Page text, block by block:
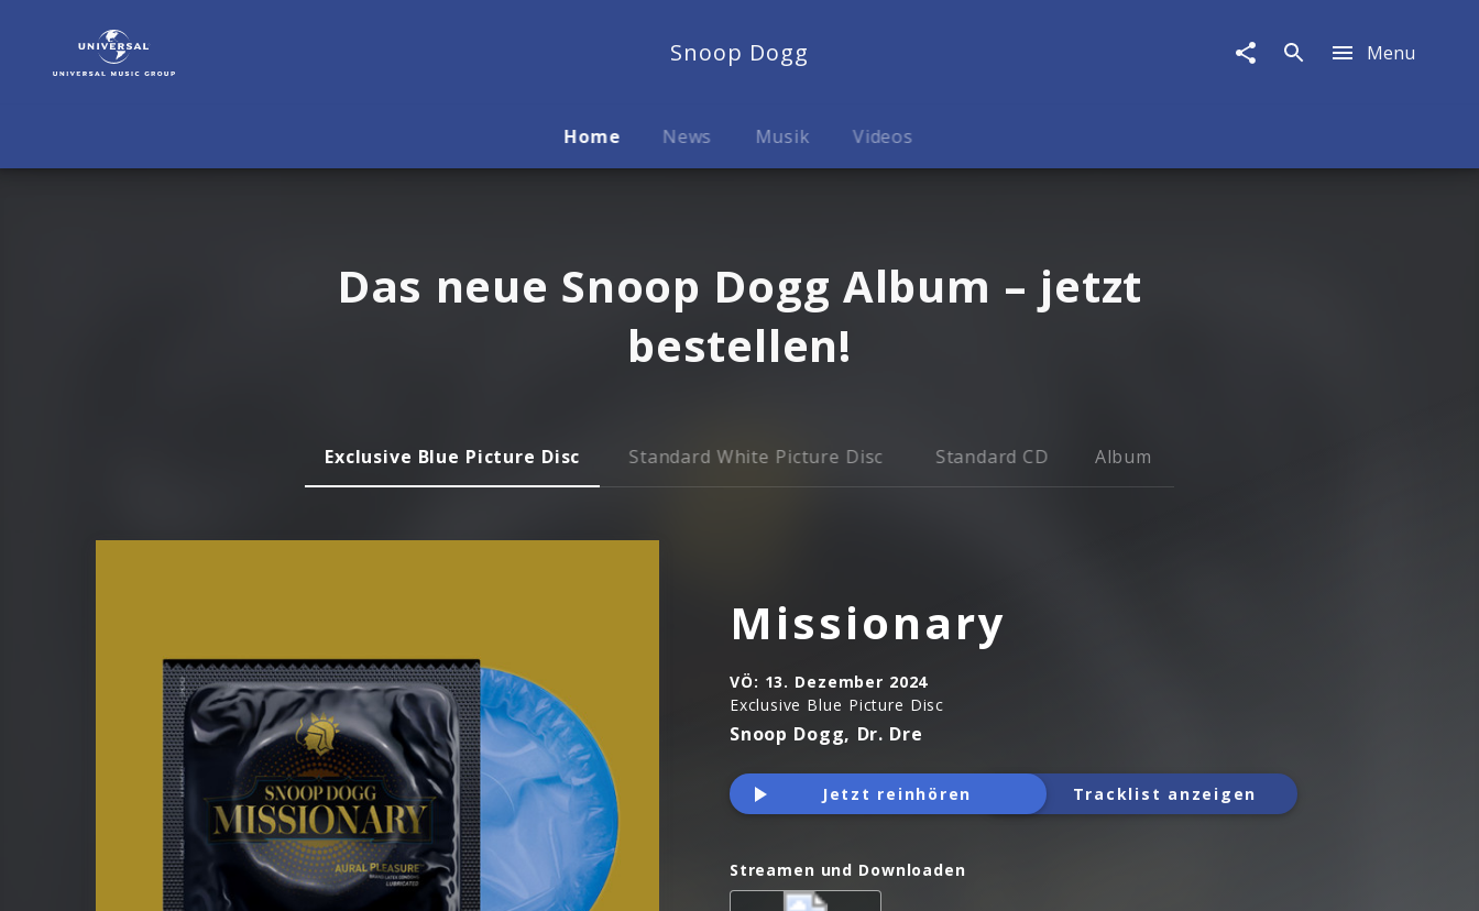
Snoop Dogg Menu
Home News Musik Videos
Das neue Snoop Dogg Album – jetzt
bestellen!
Exclusive Blue Picture Disc Standard White Picture Disc Standard CD Album
Missionary
VÖ: 13. Dezember 2024
Exclusive Blue Picture Disc
Snoop Dogg, Dr. Dre
Jetzt reinhören Tracklist anzeigen
Streamen und Downloaden